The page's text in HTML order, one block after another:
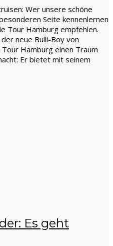
Wer unsere schöne
Seite kennenlernen
Tour Hamburg empfehlen.
neue Bulli-Boy von
Hamburg einen Traum
Er bietet mit seinem
Es geht